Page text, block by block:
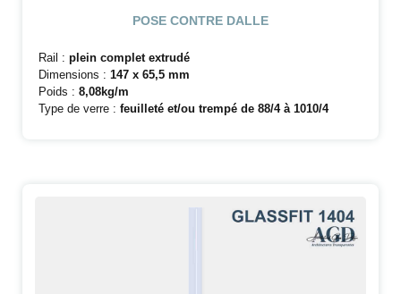
POSE CONTRE DALLE
Rail : plein complet extrudé
Dimensions : 147 x 65,5 mm
Poids : 8,08kg/m
Type de verre : feuilleté et/ou trempé de 88/4 à 1010/4